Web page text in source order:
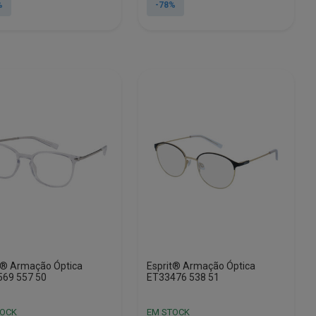
original
atual
-78%
Armação Óptica
557 50
Esprit® Armação Óptica
ET33476 538 51
EM STOCK